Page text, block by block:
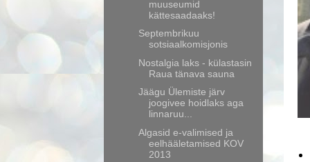
muuseumid
kättesaadaaks!
Septembrikuu
sotsiaalkomisjonis
Nostalgia laks - külastasin
Raua tänava sauna
Jäägu Ülemiste järv
joogivee hoidlaks aga
linnaruu...
Algasid e-valimised ja
eelhääletamised KOV
2013